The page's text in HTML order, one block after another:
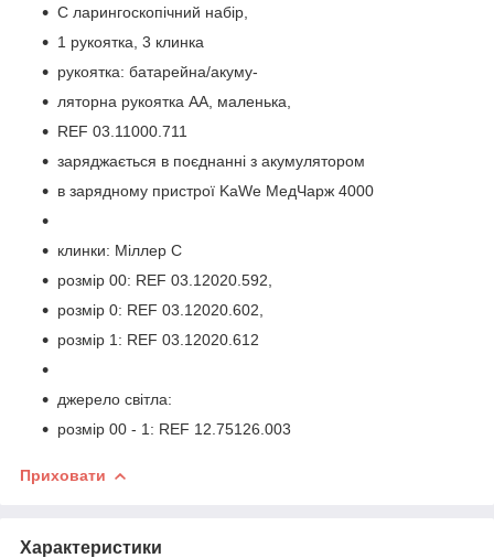
C ларингоскопічний набір,
1 рукоятка, 3 клинка
рукоятка: батарейна/акуму-
ляторна рукоятка AA, маленька,
REF 03.11000.711
заряджається в поєднанні з акумулятором
в зарядному пристрої KaWe МедЧарж 4000
клинки: Міллер C
розмір 00: REF 03.12020.592,
розмір 0: REF 03.12020.602,
розмір 1: REF 03.12020.612
джерело світла:
розмір 00 - 1: REF 12.75126.003
Приховати
Характеристики